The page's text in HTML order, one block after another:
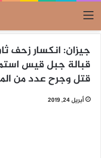
القائمة
جيزان: انكسار زحف
قبالة جبل قيس
قتل وجرح عدد من
أبريل 24, 2019